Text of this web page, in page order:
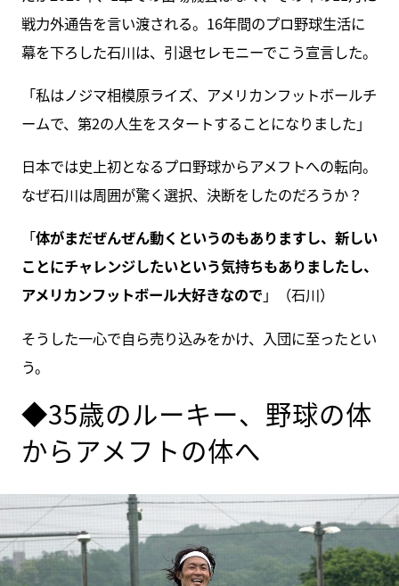
戦力外通告を言い渡される。16年間のプロ野球生活に
幕を下ろした石川は、引退セレモニーでこう宣言した。
「私はノジマ相模原ライズ、アメリカンフットボールチ
ームで、第2の人生をスタートすることになりました」
日本では史上初となるプロ野球からアメフトへの転向。
なぜ石川は周囲が驚く選択、決断をしたのだろうか？
「体がまだぜんぜん動くというのもありますし、新しい
ことにチャレンジしたいという気持ちもありましたし、
アメリカンフットボール大好きなので 」（石川）
そうした一心で自ら売り込みをかけ、入団に至ったとい
う。
◆35歳のルーキー、野球の体
からアメフトの体へ